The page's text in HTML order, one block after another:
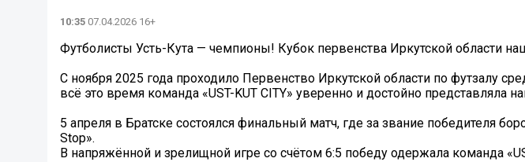
10:35 07.04.2026 16+
Футболисты Усть-Кута — чемпионы! Кубок первенства Иркутской области
С ноября 2025 года проходило Первенство Иркутской области по футзалу
всё это время команда «UST-KUT CITY» уверенно и достойно представляла
5 апреля в Братске состоялся финальный матч, где за звание победителя
Stop».
В напряжённой и зрелищной игре со счётом 6:5 победу одержала команда